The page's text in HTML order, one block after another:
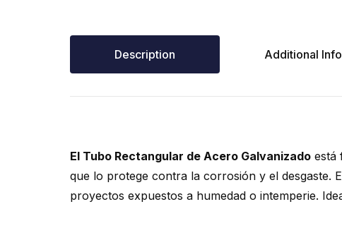
Description Additional Info
El Tubo Rectangular de Acero Galvanizado está
que lo protege contra la corrosión y el desgaste.
proyectos expuestos a humedad o intemperie.